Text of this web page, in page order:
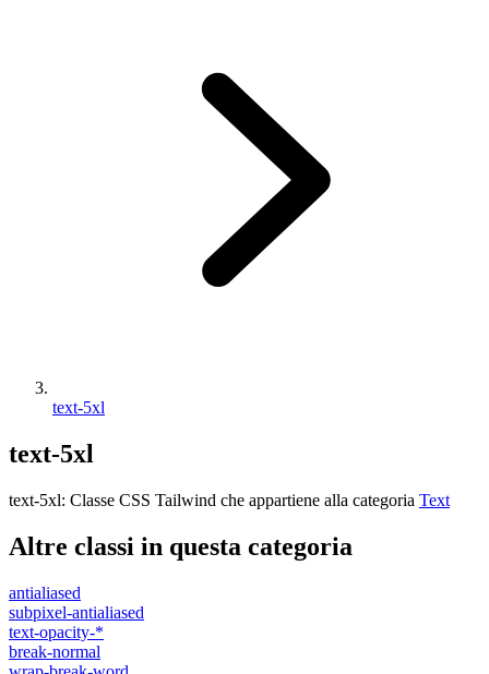
text-5xl
text-5xl
text-5xl: Classe CSS Tailwind che appartiene alla categoria Text
Altre classi in questa categoria
antialiased
subpixel-antialiased
text-opacity-*
break-normal